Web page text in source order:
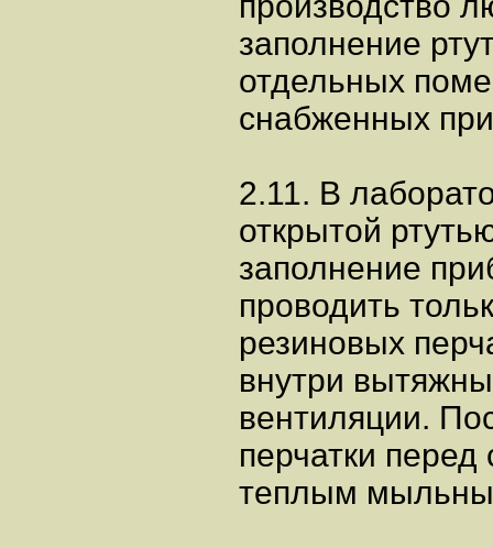
заполнение
отдельных
снабженных
2.11. В
открытой
заполнение
проводить
резиновых
внутри
вентиляции.
перчатки
теплым